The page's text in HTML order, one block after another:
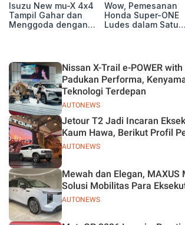
Isuzu New mu-X 4x4
Tampil Gahar dan
Menggoda dengan
Wow, Pemesanan
Honda Super-ONE
Ludes dalam Satu
AUTONEWS
Nissan X-Trail e-POWER with
Padukan Performa,
Teknologi Terdepan
AUTONEWS
Jetour T2 Jadi Incaran
Kaum Hawa, Berikut Profil
AUTONEWS
Mewah dan Elegan, MAXUS
Solusi Mobilitas Para